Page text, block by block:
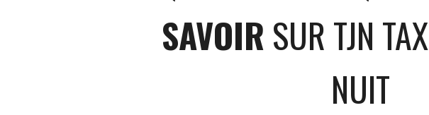
SAVOIR SUR TJN
NUIT